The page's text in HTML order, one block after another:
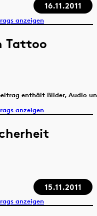
16.11.2011
anzeigen
Tattoo
enthält Bilder, Audio
anzeigen
15.11.2011
anzeigen